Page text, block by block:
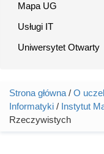
Mapa UG
Usługi IT
Uniwersytet Otwarty
Jesteś tutaj
Strona główna / O
Informatyki / Instytut
Rzeczywistych